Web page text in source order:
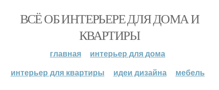
ВСЁ ОБ ИНТЕРЬЕРЕ ДЛЯ ДОМА И
КВАРТИРЫ
главная
интерьер для дома
интерьер для квартиры
идеи дизайна мебель